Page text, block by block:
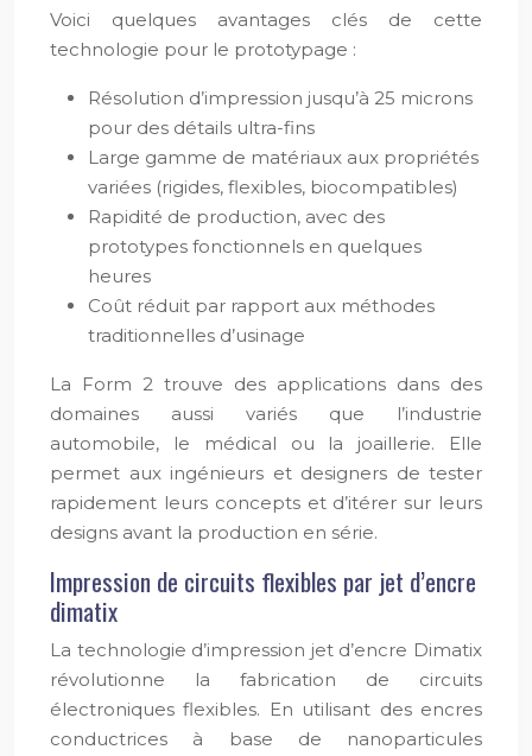
Voici quelques avantages clés de cette
technologie pour le prototypage :
Résolution d’impression jusqu’à 25 microns
pour des détails ultra-fins
Large gamme de matériaux aux propriétés
variées (rigides, flexibles, biocompatibles)
Rapidité de production, avec des
prototypes fonctionnels en quelques
heures
Coût réduit par rapport aux méthodes
traditionnelles d’usinage
La Form 2 trouve des applications dans des
domaines aussi variés que l’industrie
automobile, le médical ou la joaillerie. Elle
permet aux ingénieurs et designers de tester
rapidement leurs concepts et d’itérer sur leurs
designs avant la production en série.
Impression de circuits flexibles par jet d’encre
dimatix
La technologie d’impression jet d’encre Dimatix
révolutionne la fabrication de circuits
électroniques flexibles. En utilisant des encres
conductrices à base de nanoparticules